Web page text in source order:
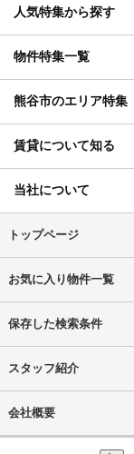
人気特集から探す
物件特集一覧
熊谷市のエリア特集
賃貸について知る
当社について
トップページ
お気に入り物件一覧
保存した検索条件
スタッフ紹介
会社概要